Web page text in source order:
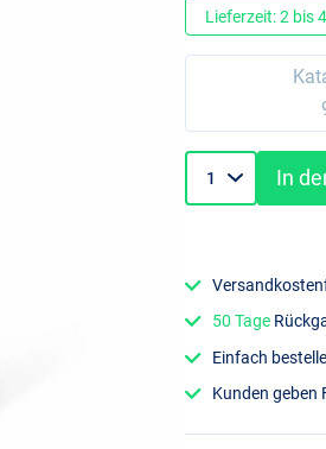
Lieferzeit: 2 bis
In
50 Tage
Einfach
Kunden geben